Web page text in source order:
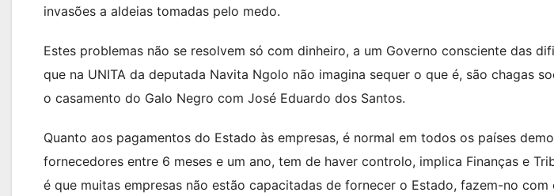
invasões a aldeias tomadas pelo medo.
Estes problemas não se resolvem só com dinheiro, a um Governo consciente das
que na UNITA da deputada Navita Ngolo não imagina sequer o que é, são chagas
o casamento do Galo Negro com José Eduardo dos Santos.
Quanto aos pagamentos do Estado às empresas, é normal em todos os países
fornecedores entre 6 meses e um ano, tem de haver controlo, implica Finanças e
é que muitas empresas não estão capacitadas de fornecer o Estado, fazem-no com